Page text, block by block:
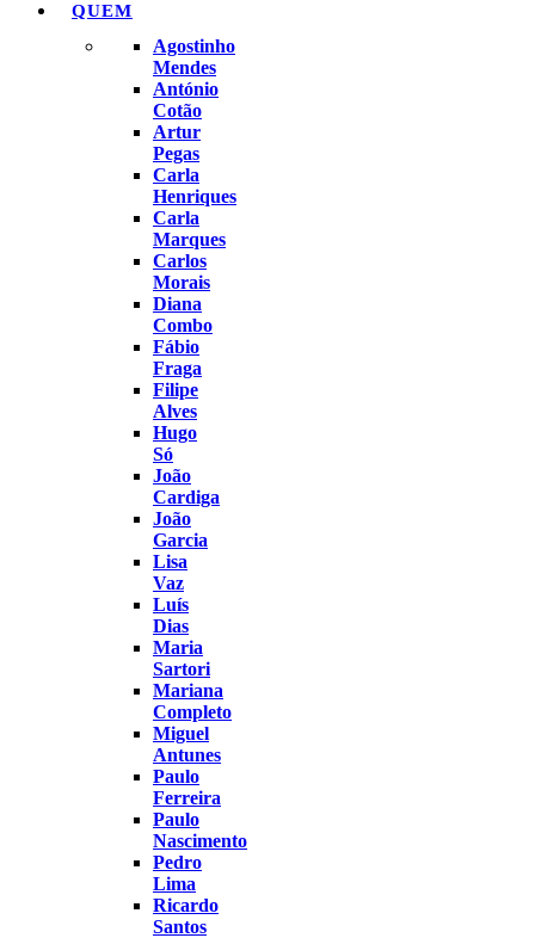
QUEM
Agostinho
Mendes
António
Cotão
Artur
Pegas
Carla
Henriques
Carla
Marques
Carlos
Morais
Diana
Combo
Fábio
Fraga
Filipe
Alves
Hugo
Só
João
Cardiga
João
Garcia
Lisa
Vaz
Luís
Dias
Maria
Sartori
Mariana
Completo
Miguel
Antunes
Paulo
Ferreira
Paulo
Nascimento
Pedro
Lima
Ricardo
Santos